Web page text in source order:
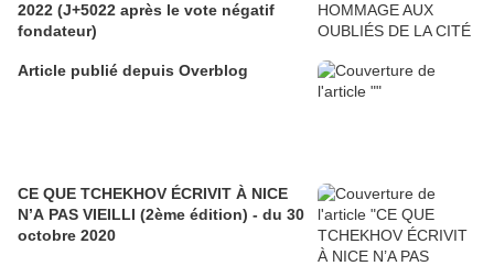
2022 (J+5022 après le vote négatif
fondateur)
Article publié depuis Overblog
CE QUE TCHEKHOV ÉCRIVIT À NICE
N’A PAS VIEILLI (2ème édition) - du 30
octobre 2020